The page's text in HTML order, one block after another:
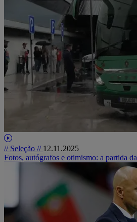
// Seleção // 12.11.2025
Fotos, autógrafos e otimismo: a partida